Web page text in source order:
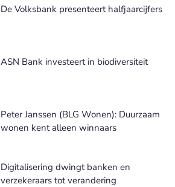
De Volksbank presenteert halfjaarcijfers
ASN Bank investeert in biodiversiteit
Peter Janssen (BLG Wonen): Duurzaam
wonen kent alleen winnaars
Digitalisering dwingt banken en
verzekeraars tot verandering